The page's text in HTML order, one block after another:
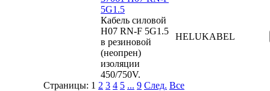
5G1.5
Кабель силовой
H07 RN-F 5G1.5
в резиновой
(неопрен)
изоляции
450/750V.
HELUKABEL
Страницы: 1 2 3 4 5 ... 9 След. Все